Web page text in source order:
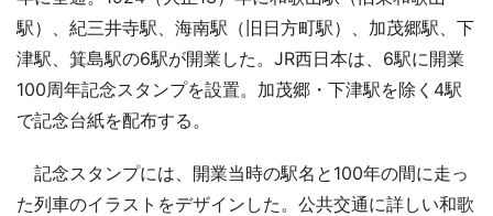
駅）、紀三井寺駅、海南駅（旧日方町駅）、加茂郷駅、下
津駅、箕島駅の6駅が開業した。JR西日本は、6駅に開業
100周年記念スタンプを設置。加茂郷・下津駅を除く4駅
で記念台紙を配布する。
記念スタンプには、開業当時の駅名と100年の間に走っ
た列車のイラストをデザインした。公共交通に詳しい和歌